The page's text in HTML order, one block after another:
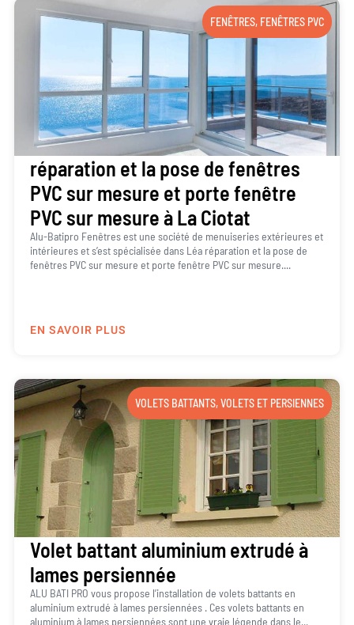
FENÊTRES, FENÊTRES PVC
réparation et la pose de fenêtres
PVC sur mesure et porte fenêtre
PVC sur mesure à La Ciotat
Alu-Batipro Fenêtres est une société de menuiseries extérieures et
intérieures et s’est spécialisée dans Léa réparation et la pose de
fenêtres PVC sur mesure et porte fenêtre PVC sur mesure....
EN SAVOIR PLUS
VOLETS BATTANTS,VOLETS ET PERSIENNES
Volet battant aluminium extrudé à
lames persiennée
ALU BATI PRO vous propose l’installation de volets battants en
aluminium extrudé à lames persiennées . Ces volets battants en
aluminium à lames persiennées sont une vraie légende dans le...